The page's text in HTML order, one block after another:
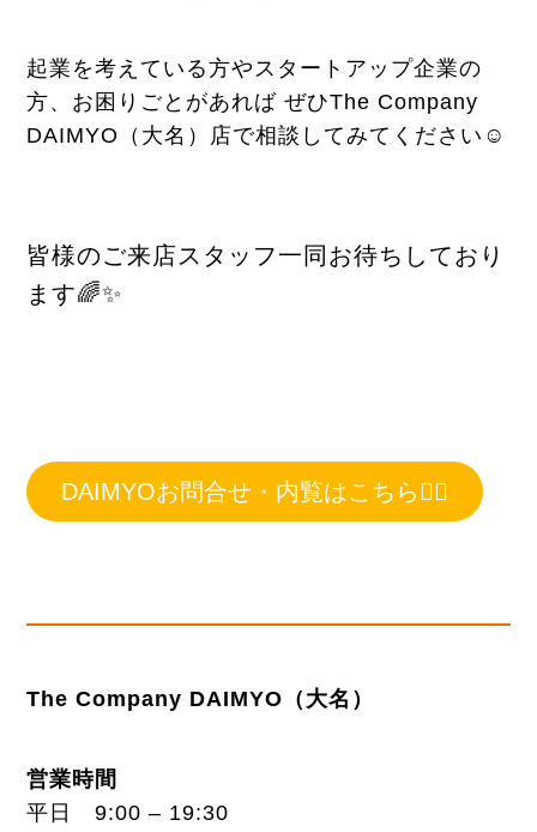
起業を考えている方やスタートアップ企業の
方、お困りごとがあれば ぜひThe Company
DAIMYO（大名）店で相談してみてください☺️
皆様のご来店スタッフ一同お待ちしており
ます🌈✨
DAIMYOお問合せ・内覧はこちら💁‍♀️
The Company DAIMYO（大名）
営業時間
平日 9:00 – 19:30